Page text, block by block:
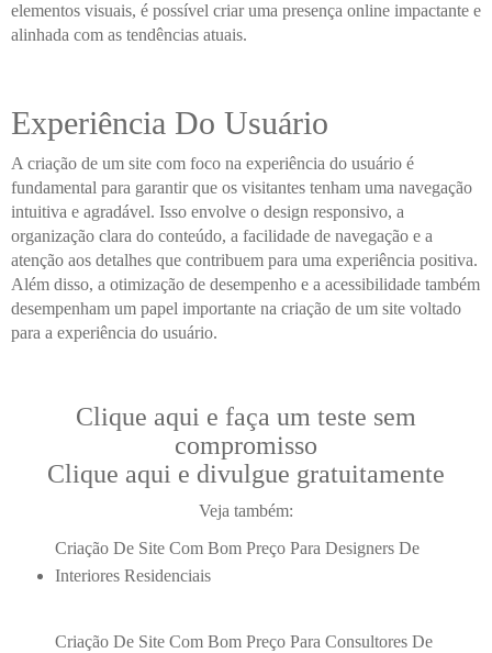
elementos visuais, é possível criar uma presença online impactante e
alinhada com as tendências atuais.
Experiência Do Usuário
A criação de um site com foco na experiência do usuário é
fundamental para garantir que os visitantes tenham uma navegação
intuitiva e agradável. Isso envolve o design responsivo, a
organização clara do conteúdo, a facilidade de navegação e a
atenção aos detalhes que contribuem para uma experiência positiva.
Além disso, a otimização de desempenho e a acessibilidade também
desempenham um papel importante na criação de um site voltado
para a experiência do usuário.
Clique aqui e faça um teste sem
compromisso
Clique aqui e divulgue gratuitamente
Veja também:
Criação De Site Com Bom Preço Para Designers De
Interiores Residenciais
Criação De Site Com Bom Preço Para Consultores De